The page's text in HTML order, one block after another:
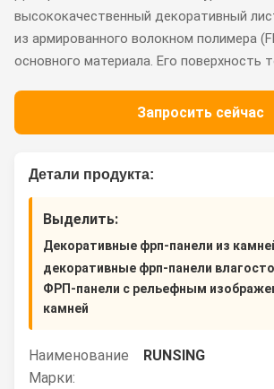
высококачественный декоративный
из армированного волокном полимера
основного материала. Его поверхность
Запросить сейчас
Детали продукта:
Выделить:
Декоративные фрп-панели из
декоративные фрп-панели
ФРП-панели с рельефным
камней
Наименование
Марки:
RUNSING